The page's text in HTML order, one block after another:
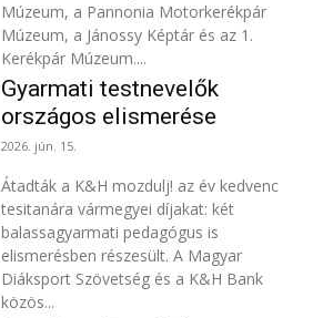
Múzeum, a Pannonia Motorkerékpár
Múzeum, a Jánossy Képtár és az 1.
Kerékpár Múzeum....
Gyarmati testnevelők
országos elismerése
2026. jún. 15.
Átadták a K&H mozdulj! az év kedvenc
tesitanára vármegyei díjakat: két
balassagyarmati pedagógus is
elismerésben részesült. A Magyar
Diáksport Szövetség és a K&H Bank
közös...